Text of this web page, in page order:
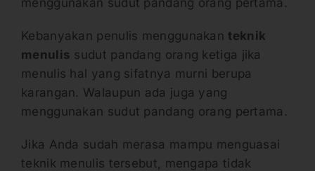
Kebanyakan penulis menggunakanteknik
menulis sudut pandang orang ketiga jika
menulis hal yang sifatnya murni berupa
karangan. Walaupun ada juga yang
menggunakan sudut pandang orang pertama.
Jika Anda sudah merasa mampu menguasai
teknik menulis tersebut, mengapa tidak